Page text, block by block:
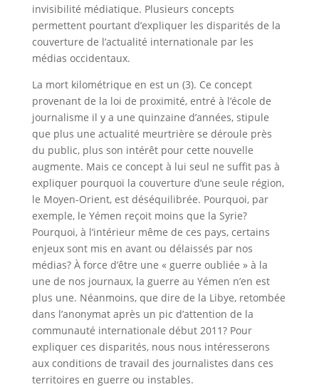
invisibilité médiatique. Plusieurs concepts
permettent pourtant d’expliquer les disparités de la
couverture de l’actualité internationale par les
médias occidentaux.
La mort kilométrique en est un (3). Ce concept
provenant de la loi de proximité, entré à l’école de
journalisme il y a une quinzaine d’années, stipule
que plus une actualité meurtrière se déroule près
du public, plus son intérêt pour cette nouvelle
augmente. Mais ce concept à lui seul ne suffit pas à
expliquer pourquoi la couverture d’une seule région,
le Moyen-Orient, est déséquilibrée. Pourquoi, par
exemple, le Yémen reçoit moins que la Syrie?
Pourquoi, à l’intérieur même de ces pays, certains
enjeux sont mis en avant ou délaissés par nos
médias? À force d’être une « guerre oubliée » à la
une de nos journaux, la guerre au Yémen n’en est
plus une. Néanmoins, que dire de la Libye, retombée
dans l’anonymat après un pic d’attention de la
communauté internationale début 2011? Pour
expliquer ces disparités, nous nous intéresserons
aux conditions de travail des journalistes dans ces
territoires en guerre ou instables.